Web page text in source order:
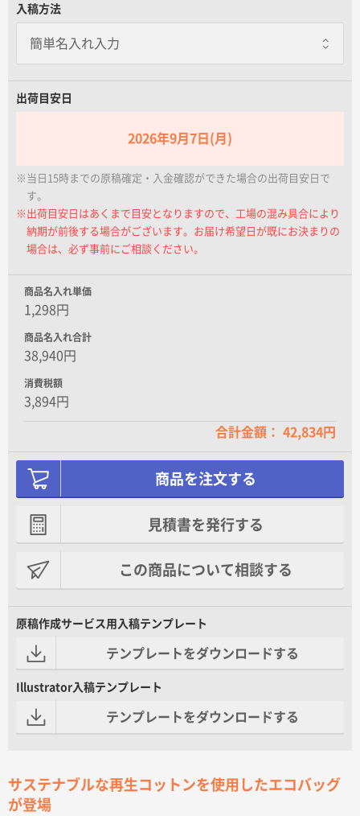
入稿方法
出荷目安日
2026年9月7日(月)
※当日15時までの原稿確定・入金確認ができた場合の出荷目安日で
す。
※出荷目安日はあくまで目安となりますので、工場の混み具合により
納期が前後する場合がございます。お届け希望日が既にお決まりの
場合は、必ず事前にご相談ください。
商品名入れ単価
1,298円
商品名入れ合計
38,940円
消費税額
3,894円
合計金額： 42,834円
商品を注文する
見積書を発行する
この商品について相談する
原稿作成サービス用入稿テンプレート
テンプレートをダウンロードする
Illustrator入稿テンプレート
テンプレートをダウンロードする
サステナブルな再生コットンを使用したエコバッグ
が登場